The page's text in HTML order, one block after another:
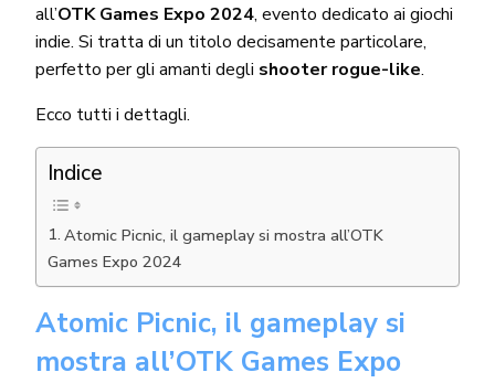
all’OTK Games Expo 2024, evento dedicato ai giochi
indie. Si tratta di un titolo decisamente particolare,
perfetto per gli amanti degli shooter rogue-like.
Ecco tutti i dettagli.
Indice
Atomic Picnic, il gameplay si mostra all’OTK
Games Expo 2024
Atomic Picnic, il gameplay si
mostra all’OTK Games Expo